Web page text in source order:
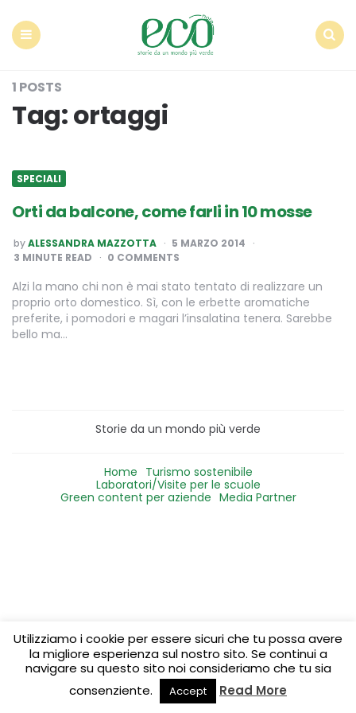
1 POSTS
Tag:ortaggi
SPECIALI
Orti da balcone, come farli in 10 mosse
POSTED
BY
byALESSANDRA MAZZOTTA
5 MARZO 2014
3 MINUTE READ 0 COMMENTS
Alzi la mano chi non è mai stato tentato di realizzare un
proprio orto domestico. Sì, con le erbette aromatiche
preferite, i pomodori e magari l’insalatina tenera. Sarebbe
bello ma…
Storie da un mondo più verde
Home Turismo sostenibile
Laboratori/Visite per le scuole
Green content per aziende Media Partner
Utilizziamo i cookie per essere sicuri che tu possa avere
la migliore esperienza sul nostro sito. Se continui a
navigare su questo sito noi consideriamo che tu sia
consenziente.
Accept Read More